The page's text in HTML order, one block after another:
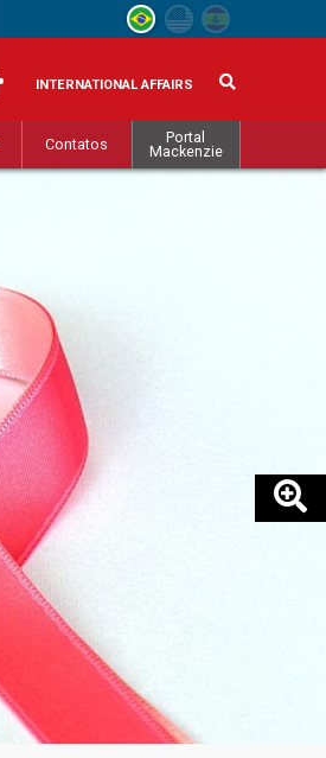
INTERNATIONAL AFFAIRS
Contatos
Portal
Mackenzie